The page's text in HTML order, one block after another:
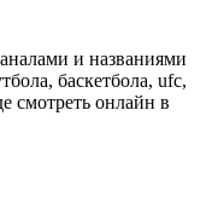
и названиями
баскетбола, ufc,
смотреть онлайн в